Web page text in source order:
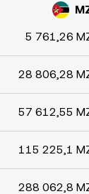
5 761,26
28 806,28
57 612,55
115 225,1
288 062,8